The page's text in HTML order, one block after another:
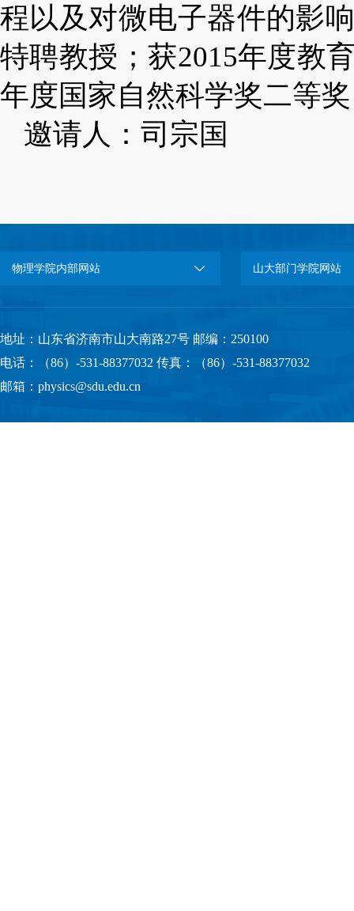
程以及对微电子器件的影
特聘教授；获2015年度教
年度国家自然科学奖二等
邀请人：司宗国
物理学院内部网站 山大部门学院网站
地址：山东省济南市山大南路27号 邮编：250100
电话：（86）-531-88377032 传真：（86）-531-88377032
邮箱：physics@sdu.edu.cn